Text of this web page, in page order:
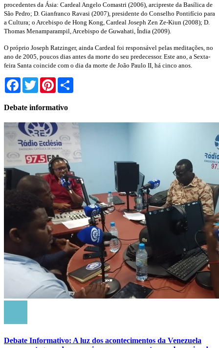
procedentes da Ásia: Cardeal Angelo Comastri (2006), arcipreste da Basílica de
São Pedro; D. Gianfranco Ravasi (2007), presidente do Conselho Pontifício para
a Cultura; o Arcebispo de Hong Kong, Cardeal Joseph Zen Ze-Kiun (2008); D.
Thomas Menamparampil, Arcebispo de Guwahati, Índia (2009).
O próprio Joseph Ratzinger, ainda Cardeal foi responsável pelas meditações, no
ano de 2005, poucos dias antes da morte do seu predecessor. Este ano, a Sexta-
feira Santa coincide com o dia da morte de João Paulo II, há cinco anos.
Facebook
TwitterPinterest
Debate informativo
Debate Informativo: A luz dos acontecimentos da Venezuela